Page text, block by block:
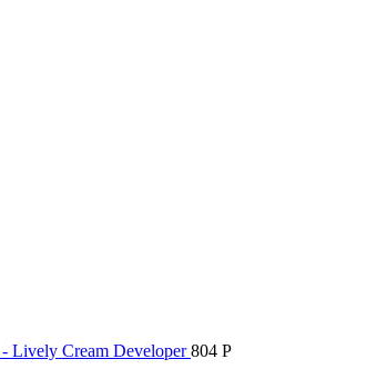
Lively Cream Developer 804 Р